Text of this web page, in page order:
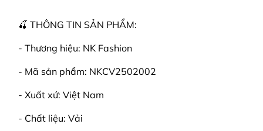
🍒 THÔNG TIN SẢN PHẨM:
- Thương hiệu: NK Fashion
- Mã sản phẩm: NKCV2502002
- Xuất xứ: Việt Nam
- Chất liệu: Vải